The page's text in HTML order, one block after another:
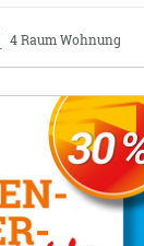
4 Raum Wohnung